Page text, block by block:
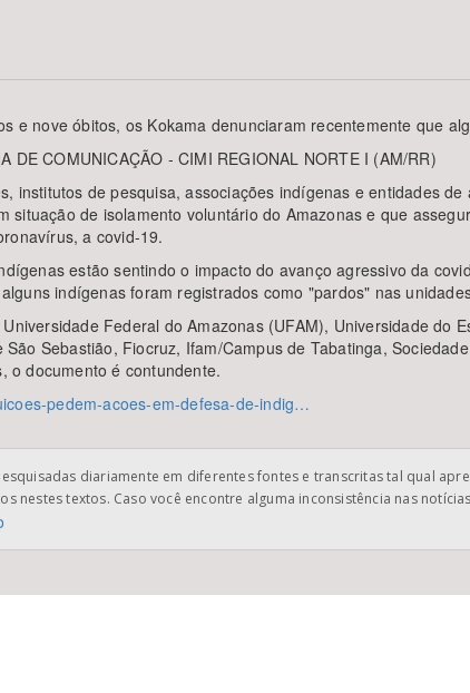
e nove óbitos, os Kokama denunciaram recentemente que
DE COMUNICAÇÃO - CIMI REGIONAL NORTE I (AM/RR)
institutos de pesquisa, associações indígenas e entidades
situação de isolamento voluntário do Amazonas e que
a covid-19.
estão sentindo o impacto do avanço agressivo da
indígenas foram registrados como "pardos" nas
Federal do Amazonas (UFAM), Universidade do
Sebastião, Fiocruz, Ifam/Campus de Tabatinga,
o documento é contundente.
pedem-acoes-em-defesa-de-indig…
diariamente em diferentes fontes e transcritas tal qual
nestes textos. Caso você encontre alguma inconsistência nas